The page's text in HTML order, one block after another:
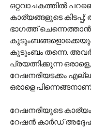
ഒറ്റവാചകത്തില്‍
കാര്യങ്ങളുടെ
ഭാഗത്ത്
കുടുംബം തന്നെ.
പ്രയത്നിക്കുന്ന
റേഷനരിയടക്കം
ഒരാളെ
റേഷനരിയുടെ
റേഷന്‍ കാര്‍ഡ്